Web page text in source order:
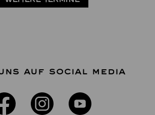
AUF SOCIAL MEDIA